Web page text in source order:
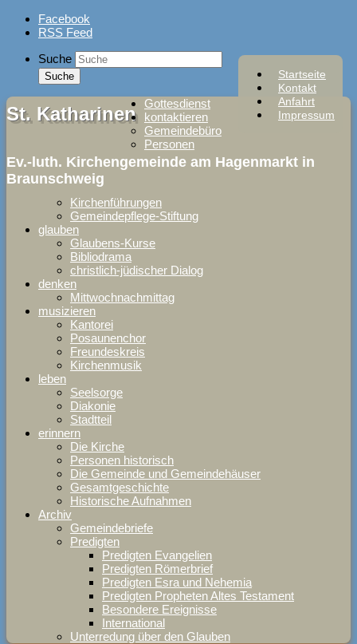
Skip
Facebook
RSS Feed
Startseite
Kontakt
Anfahrt
Impressum
Suche
St. Katharinen
Ev.-luth. Kirchengemeinde am Hagenmarkt in
Braunschweig
Gottesdienst
kontaktieren
Gemeindebüro
Personen
Kirchenführungen
Gemeindepflege-Stiftung
glauben
Glaubens-Kurse
Bibliodrama
christlich-jüdischer Dialog
denken
Mittwochnachmittag
musizieren
Kantorei
Posaunenchor
Freundeskreis
Kirchenmusik
leben
Seelsorge
Diakonie
Stadtteil
erinnern
Die Kirche
Personen historisch
Die Gemeinde und Gemeindehäuser
Gesamtgeschichte
Historische Aufnahmen
Archiv
Gemeindebriefe
Predigten
Predigten Evangelien
Predigten Römerbrief
Predigten Esra und Nehemia
Predigten Propheten Altes Testament
Besondere Ereignisse
International
Unterredung über den Glauben